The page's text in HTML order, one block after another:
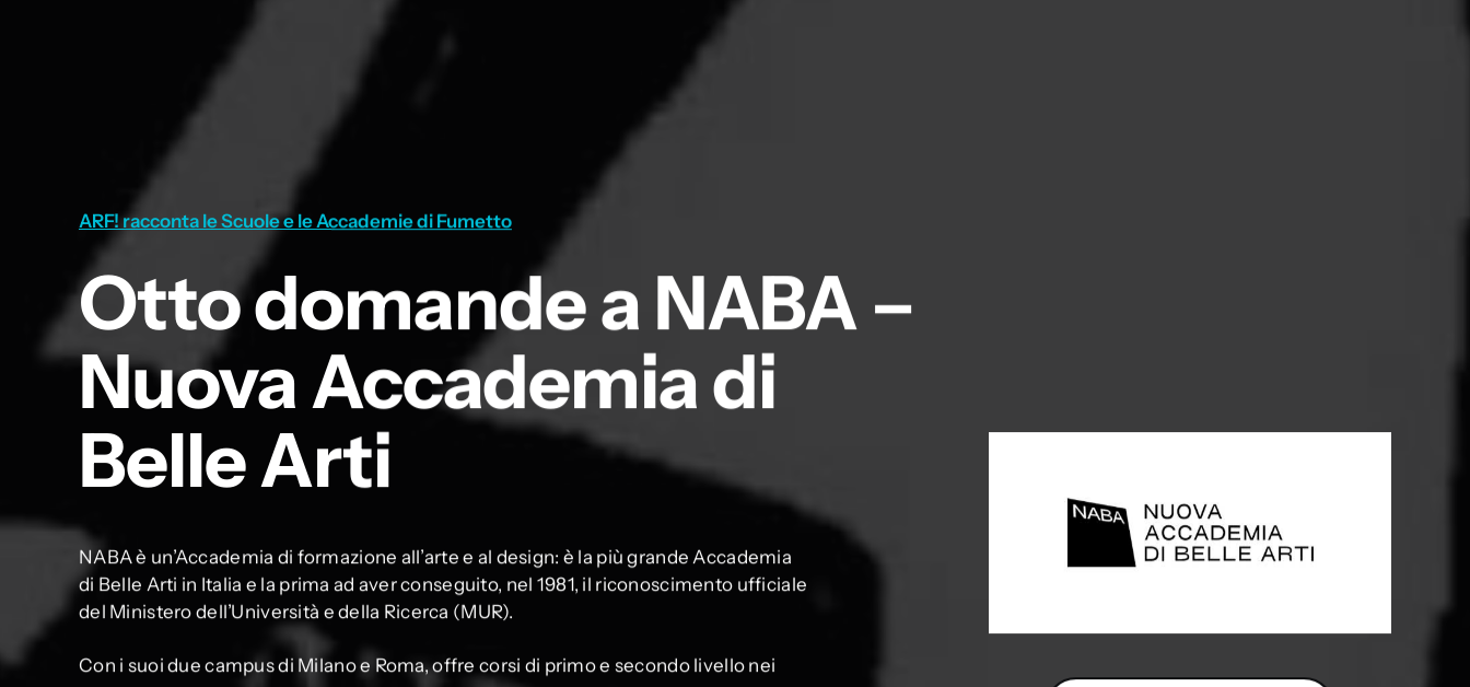
ARF! racconta le Scuole e le Accademie di Fumetto
Otto domande a NABA –
Nuova Accademia di
Belle Arti
NABA è un’Accademia di formazione all’arte e al design: è la più grande Accademia
di Belle Arti in Italia e la prima ad aver conseguito, nel 1981, il riconoscimento ufficiale
del Ministero dell’Università e della Ricerca (MUR).
Con i suoi due campus di Milano e Roma, offre corsi di primo e secondo livello nei